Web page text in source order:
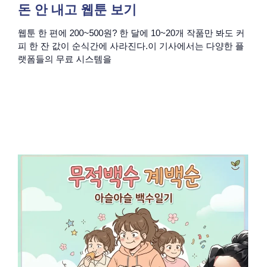
돈 안 내고 웹툰 보기
웹툰 한 편에 200~500원? 한 달에 10~20개 작품만 봐도 커
피 한 잔 값이 순식간에 사라진다.이 기사에서는 다양한 플
랫폼들의 무료 시스템을